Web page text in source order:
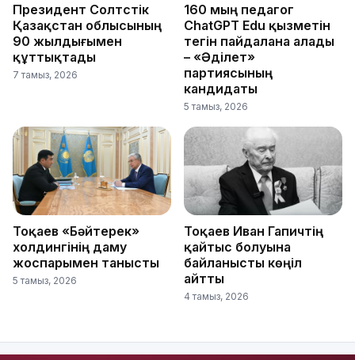
Президент Солтүстік
Қазақстан облысының
90 жылдығымен
құттықтады
7 тамыз, 2026
160 мың педагог
ChatGPT Edu қызметін
тегін пайдалана алады
– «Әділет»
партиясының
кандидаты
5 тамыз, 2026
Тоқаев «Бәйтерек»
холдингінің даму
жоспарымен танысты
5 тамыз, 2026
Тоқаев Иван Гапичтің
қайтыс болуына
байланысты көңіл
айтты
4 тамыз, 2026